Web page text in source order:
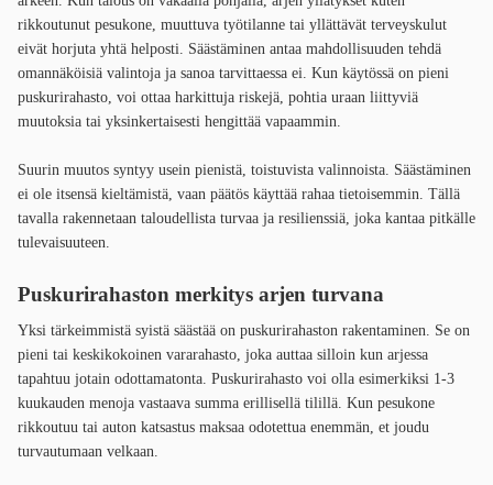
rikkoutunut pesukone, muuttuva työtilanne tai yllättävät terveyskulut
eivät horjuta yhtä helposti. Säästäminen antaa mahdollisuuden tehdä
omannäköisiä valintoja ja sanoa tarvittaessa ei. Kun käytössä on pieni
puskurirahasto, voi ottaa harkittuja riskejä, pohtia uraan liittyviä
muutoksia tai yksinkertaisesti hengittää vapaammin.
Suurin muutos syntyy usein pienistä, toistuvista valinnoista. Säästäminen
ei ole itsensä kieltämistä, vaan päätös käyttää rahaa tietoisemmin. Tällä
tavalla rakennetaan taloudellista turvaa ja resilienssiä, joka kantaa pitkälle
tulevaisuuteen.
Puskurirahaston merkitys arjen turvana
Yksi tärkeimmistä syistä säästää on puskurirahaston rakentaminen. Se on
pieni tai keskikokoinen vararahasto, joka auttaa silloin kun arjessa
tapahtuu jotain odottamatonta. Puskurirahasto voi olla esimerkiksi 1-3
kuukauden menoja vastaava summa erillisellä tilillä. Kun pesukone
rikkoutuu tai auton katsastus maksaa odotettua enemmän, et joudu
turvautumaan velkaan.